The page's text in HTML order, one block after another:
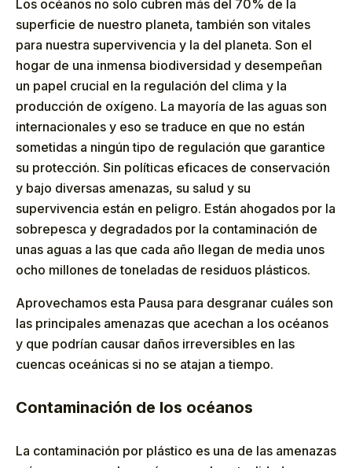
Los océanos no solo cubren más del 70% de la
superficie de nuestro planeta, también son vitales
para nuestra supervivencia y la del planeta. Son el
hogar de una inmensa biodiversidad y desempeñan
un papel crucial en la regulación del clima y la
producción de oxígeno. La mayoría de las aguas son
internacionales y eso se traduce en que no están
sometidas a ningún tipo de regulación que garantice
su protección. Sin políticas eficaces de conservación
y bajo diversas amenazas, su salud y su
supervivencia están en peligro. Están ahogados por la
sobrepesca y degradados por la contaminación de
unas aguas a las que cada año llegan de media unos
ocho millones de toneladas de residuos plásticos.
Aprovechamos esta Pausa para desgranar cuáles son
las principales amenazas que acechan a los océanos
y que podrían causar daños irreversibles en las
cuencas oceánicas si no se atajan a tiempo.
Contaminación de los océanos
La contaminación por plástico es una de las amenazas